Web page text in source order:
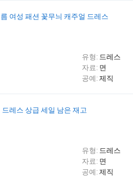
여성 패션 꽃무늬 캐주얼 드레스
유형: 드레스
자료: 면
공예:제직
레스 상급 세일 남은 재고
유형: 드레스
자료: 면
공예:제직